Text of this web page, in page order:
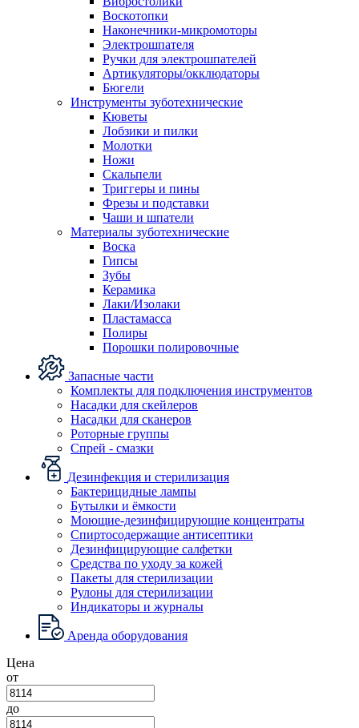
Воскотопки
Наконечники-микромоторы
Электрошпателя
Ручки для электрошпателей
Артикуляторы/окклюдаторы
Бюгели
Инструменты зуботехнические
Кюветы
Лобзики и пилки
Молотки
Ножи
Скальпели
Триггеры и пины
Фрезы и подставки
Чаши и шпатели
Материалы зуботехнические
Воска
Гипсы
Зубы
Керамика
Лаки/Изолаки
Пластамасса
Полиры
Порошки полировочные
Запасные части
Комплекты для подключения инструментов
Насадки для скейлеров
Насадки для сканеров
Роторные группы
Спрей - смазки
Дезинфекция и стерилизация
Бактерицидные лампы
Бутылки и ёмкости
Моющие-дезинфицирующие концентраты
Спиртосодержащие антисептики
Дезинфицирующие салфетки
Средства по уходу за кожей
Пакеты для стерилизации
Рулоны для стерилизации
Индикаторы и журналы
Аренда оборудования
Цена
от
до